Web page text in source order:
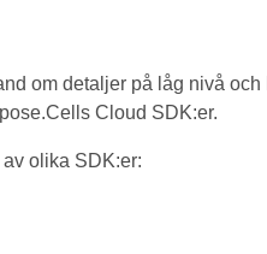
om detaljer på låg nivå och
Cloud SDK:er.
olika SDK:er: